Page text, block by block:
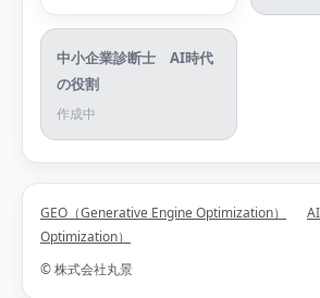
中小企業診断士 AI時代
の役割
作成中
GEO（Generative Engine Optimization）
Optimization）
© 株式会社丸景